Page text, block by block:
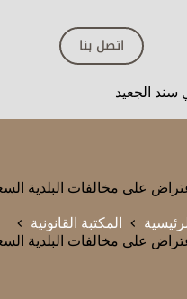
اتصل بنا
الجعيد
على مخالفات البلدية
المكتبة القانونية
على مخالفات البلدية